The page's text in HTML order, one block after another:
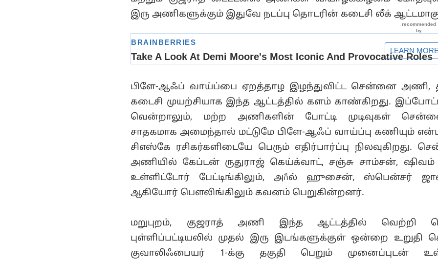
இரு அணிகளுக்கும் இதுவே நடப்பு தொடரின் கடைசி லீக்
பிளே-ஆஃப் வாய்ப்பை ஏறத்தாழ இழந்துவிட்ட சென்னை அணி,
கடைசி முயற்சியாக இந்த ஆட்டத்தில் களம் காண்கிறது.
வென்றாலும், மற்ற அணிகளின் போட்டி முடிவுகள்
சாதகமாக அமைந்தால் மட்டுமே பிளே-ஆஃப் வாய்ப்பு கணியும்
சிஎஸ்கே ரசிகர்களிடையே பெரும் எதிர்பார்ப்பு நிலவுகிறது.
அணியில் கேப்டன் ருதுராஜ் கெய்க்வாட், சஞ்சு சாம்சன், ஷிவம்
உள்ளிட்டோர் பேட்டிங்கிலும், அกีல் ஹுசைன், ஸ்பென்சர்
ஆகியோர் பௌலிங்கிலும் கவனம் பெறுகின்றனர்.
மறுபுறம், குஜராத் அணி இந்த ஆட்டத்தில் வெற்றி
புள்ளிப்பட்டியலில் முதல் இரு இடங்களுக்குள் ஒன்றை உறுதி
குவாலிஃபையர் 1-க்கு தகுதி பெறும் முனைப்புடன்